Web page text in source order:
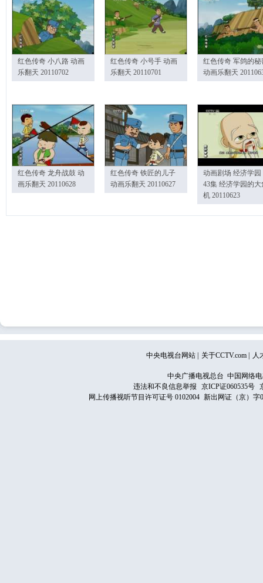
红色传奇 小八路 动画
乐翻天 20110702
红色传奇 小号手 动画
乐翻天 20110701
红色传奇 军鸽的秘
动画乐翻天
红色传奇 龙舟战鼓 动
画乐翻天 20110628
红色传奇 铁匠的儿子
动画乐翻天 20110627
动画剧场 经济学园
43集 经济学园的大
机 20110623
中央电视台网站 关于CCTV.com 人
中央广播电视总台 中国网络
违法和不良信息举报
京ICP证060535号
网上传播视听节目许可证号 0102004 新出网证（京）